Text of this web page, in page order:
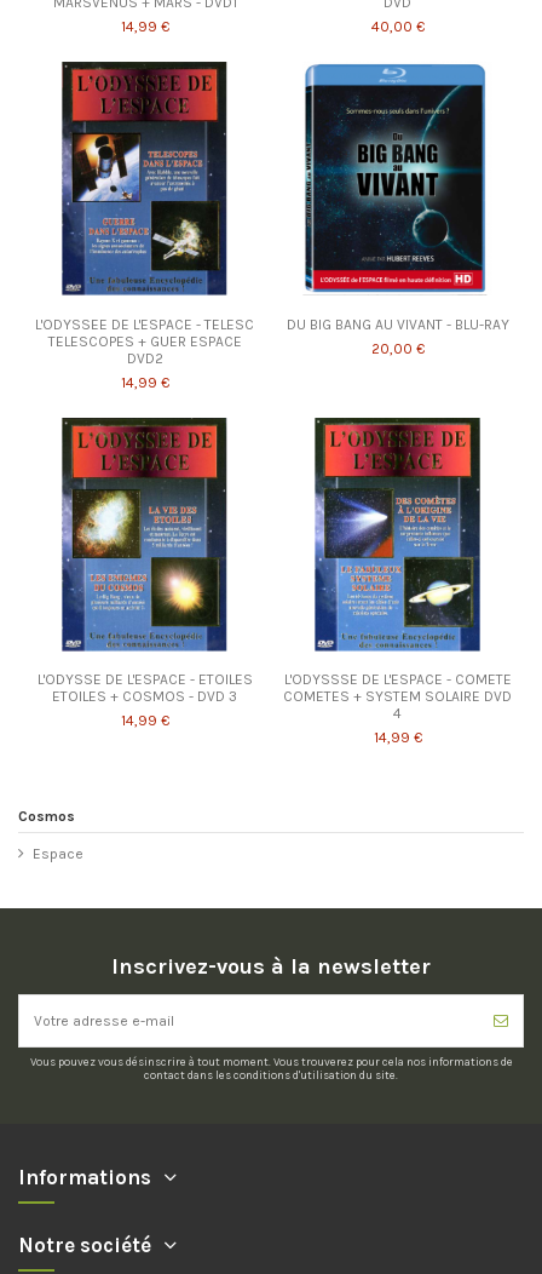
14,99 €
40,00 €
L'ODYSSEE DE L'ESPACE - TELESC
TELESCOPES + GUER ESPACE
DVD2
14,99 €
DU BIG BANG AU VIVANT - BLU-RAY
20,00 €
L'ODYSSE DE L'ESPACE - ETOILES
ETOILES + COSMOS - DVD 3
14,99 €
L'ODYSSSE DE L'ESPACE - COMETE
COMETES + SYSTEM SOLAIRE DVD
4
14,99 €
Cosmos
Espace
Inscrivez-vous à la newsletter
Vous pouvez vous désinscrire à tout moment. Vous trouverez pour cela nos informations de
contact dans les conditions d'utilisation du site.
Informations
Notre société